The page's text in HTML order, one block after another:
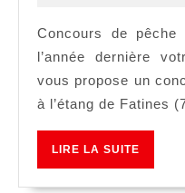
Concours de
l’année dernière
vous propose un
à l’étang de Fatines
LIRE LA SUITE